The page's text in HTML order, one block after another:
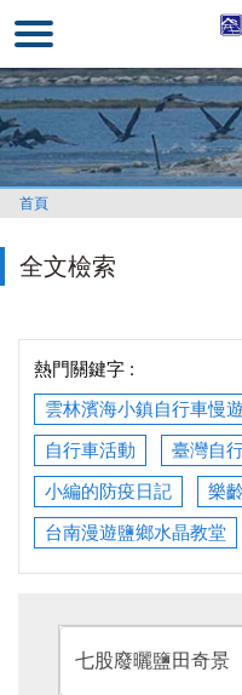
到
主
要
內
容
區
塊
首頁
全文檢索
熱門關鍵字 :
雲林濱海小鎮自行車慢遊
自行車活動
臺灣自
小編的防疫日記
樂
台南漫遊鹽鄉水晶教堂